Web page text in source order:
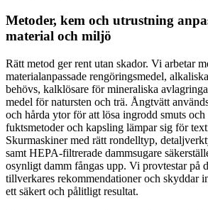
Metoder, kem och utrustning
material och miljö
Rätt metod ger rent utan skador. Vi arbetar
materialanpassade rengöringsmedel,
behövs, kalklösare för mineraliska
medel för natursten och trä. Ångtvätt
och hårda ytor för att lösa ingrodd smuts
fuktsmetoder och kapsling lämpar sig för
Skurmaskiner med rätt rondelltyp,
samt HEPA-filtrerade dammsugare
osynligt damm fångas upp. Vi provtestar på
tillverkares rekommendationer och skyddar
ett säkert och pålitligt resultat.